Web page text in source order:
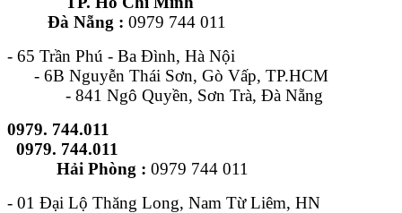
Đà Nẵng : 0979 744 011
- 65 Trần Phú - Ba Đình, Hà Nội
- 6B Nguyễn Thái Sơn, Gò Vấp, TP.HCM
- 841 Ngô Quyền, Sơn Trà, Đà Nẵng
0979. 744.011
0979. 744.011
Hải Phòng : 0979 744 011
- 01 Đại Lộ Thăng Long, Nam Từ Liêm, HN